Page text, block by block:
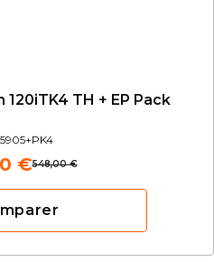
TH + EP Pack
548,00 €
€